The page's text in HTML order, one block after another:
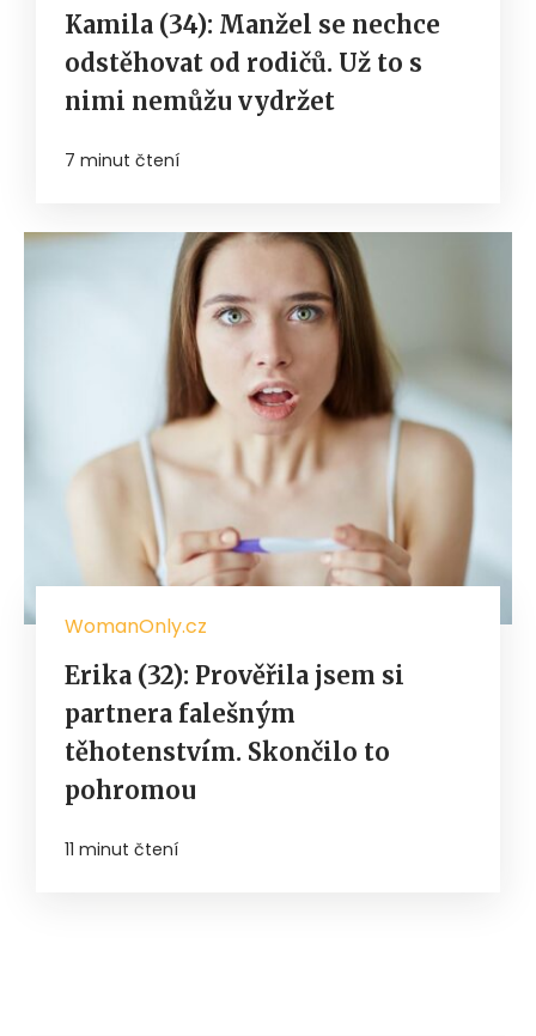
Kamila (34): Manžel se nechce
odstěhovat od rodičů. Už to s
nimi nemůžu vydržet
7 minut čtení
WomanOnly.cz
Erika (32): Prověřila jsem si
partnera falešným
těhotenstvím. Skončilo to
pohromou
11 minut čtení